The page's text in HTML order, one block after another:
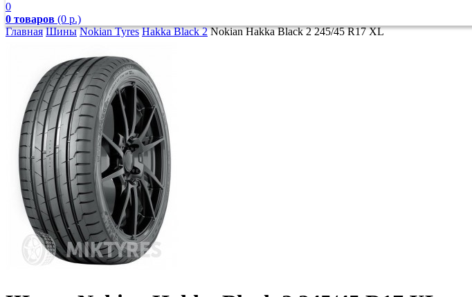
0
0 товаров (0 р.)
Главная Шины Nokian Tyres Hakka Black 2Nokian Hakka Black 2 245/45 R17 XL